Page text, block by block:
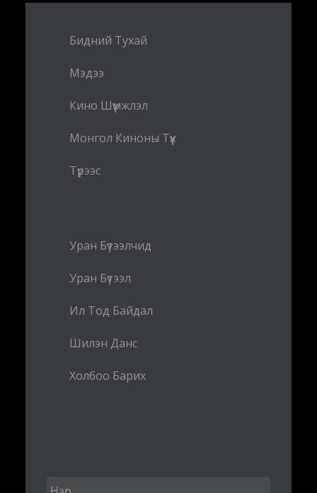
Бидний Тухай
Мэдээ
Кино Шүүмжлэл
Монгол Киноны Түүх
Түрээс
Уран Бүтээлчид
Уран Бүтээл
Ил Тод Байдал
Шилэн Данс
Холбоо Барих